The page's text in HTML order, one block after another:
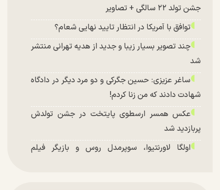
جشن تولد ۲۲ سالگی + تصاویر
توافق با آمریکا در انتظار تایید نهایی شعام؟
چند تصویر بسیار زیبا و جدید از هدیه تهرانی منتشر
شد
ساغر عزیزی: حسین جگرکی و دو مرد دیگر در دادگاه
شهادت دادند که من زنا کردم!
عکس همسر ارسطوی پایتخت در جشن تولدش
پربازدید شد
اولگا لاورنتیوا، سوپرمدل روس و بازیگر فیلم